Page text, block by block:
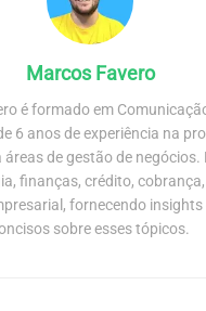
Marcos Favero
é formado em
6 anos de experiência na
de gestão de negócios.
finanças, crédito,
fornecendo insights
sobre esses tópicos.